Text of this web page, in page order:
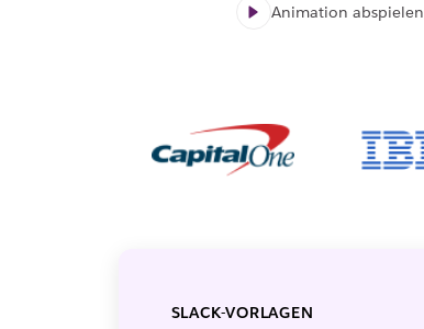
Animation abspielen
SLACK-VORLAGEN